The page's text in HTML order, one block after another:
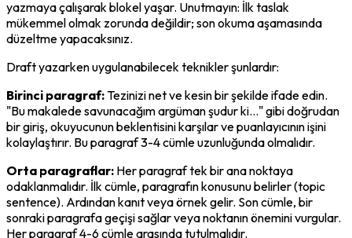
yazmaya çalışarak blokel yaşar. Unutmayın: İlk taslak
mükemmel olmak zorunda değildir; son okuma aşamasında
düzeltme yapacaksınız.
Draft yazarken uygulanabilecek teknikler şunlardır:
Birinci paragraf: Tezinizi net ve kesin bir şekilde ifade edin.
"Bu makalede savunacağım argüman şudur ki..." gibi doğrudan
bir giriş, okuyucunun beklentisini karşılar ve puanlayıcının işini
kolaylaştırır. Bu paragraf 3-4 cümle uzunluğunda olmalıdır.
Orta paragraflar: Her paragraf tek bir ana noktaya
odaklanmalıdır. İlk cümle, paragrafın konusunu belirler (topic
sentence). Ardından kanıt veya örnek gelir. Son cümle, bir
sonraki paragrafa geçişi sağlar veya noktanın önemini vurgular.
Her paragraf 4-6 cümle arasında tutulmalıdır.